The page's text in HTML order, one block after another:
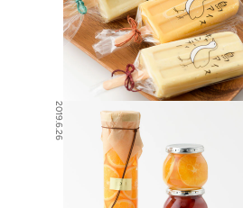
2019.6.26